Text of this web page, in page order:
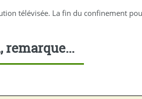
télévisée. La fin du confinement